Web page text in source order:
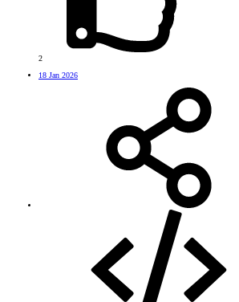
2
18 Jan 2026